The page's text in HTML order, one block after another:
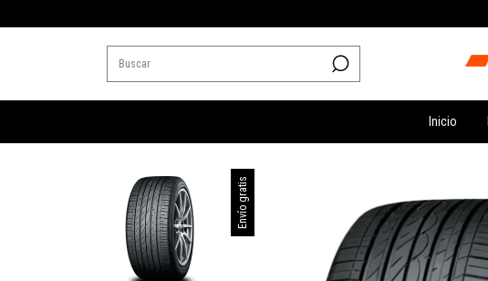
Inicio
Envío gratis